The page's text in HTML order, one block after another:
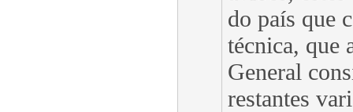
do país que
técnica, que
General
restantes